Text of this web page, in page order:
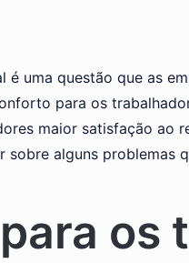
uma questão que as
para os
maior satisfação ao
alguns